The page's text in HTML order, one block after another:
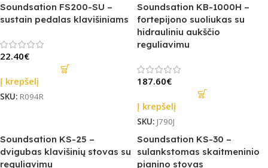
Soundsation FS200-SU –
sustain pedalas klavišiniams
22.40€
Į krepšelį
SKU: R094R
Soundsation KB-1000H –
fortepijono suoliukas su
hidrauliniu aukščio
reguliavimu
187.60€
Į krepšelį
SKU: J790J
Soundsation KS-25 –
dvigubas klavišinių stovas su
reguliavimu
Soundsation KS-30 –
sulankstomas skaitmeninio
pianino stovas